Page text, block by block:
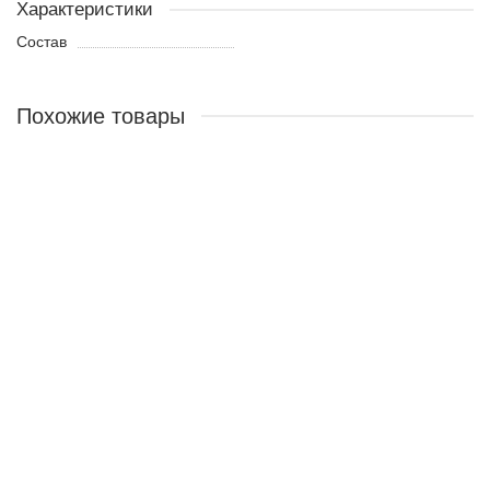
Характеристики
Состав
Похожие товары